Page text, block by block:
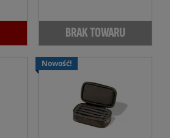
BRAK TOWARU
Nowość!